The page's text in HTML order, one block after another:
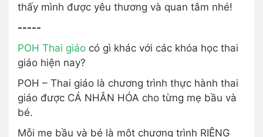
thấy mình được yêu thương và quan tâm nhé!
-----
POH Thai giáo có gì khác với các khóa học thai
giáo hiện nay?
POH – Thai giáo là chương trình thực hành thai
giáo được CÁ NHÂN HÓA cho từng mẹ bầu và
bé.
Mỗi mẹ bầu và bé là một chương trình RIÊNG